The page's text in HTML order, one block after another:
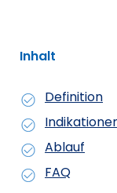
Inhalt
Definition
Ablauf
FAQ